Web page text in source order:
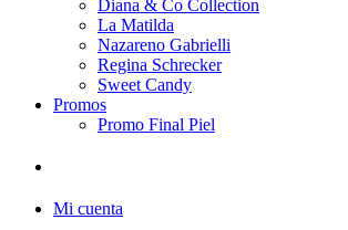
Diana & Co Collection
La Matilda
Nazareno Gabrielli
Regina Schrecker
Sweet Candy
Promos
Promo Final Piel
Mi cuenta